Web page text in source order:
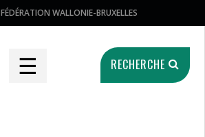
FÉDÉRATION WALLONIE-BRUXELLES
☰ RECHERCHE